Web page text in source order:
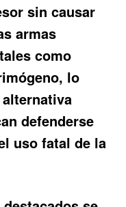
sin causar
armas
como
lo
defenderse
uso fatal de la